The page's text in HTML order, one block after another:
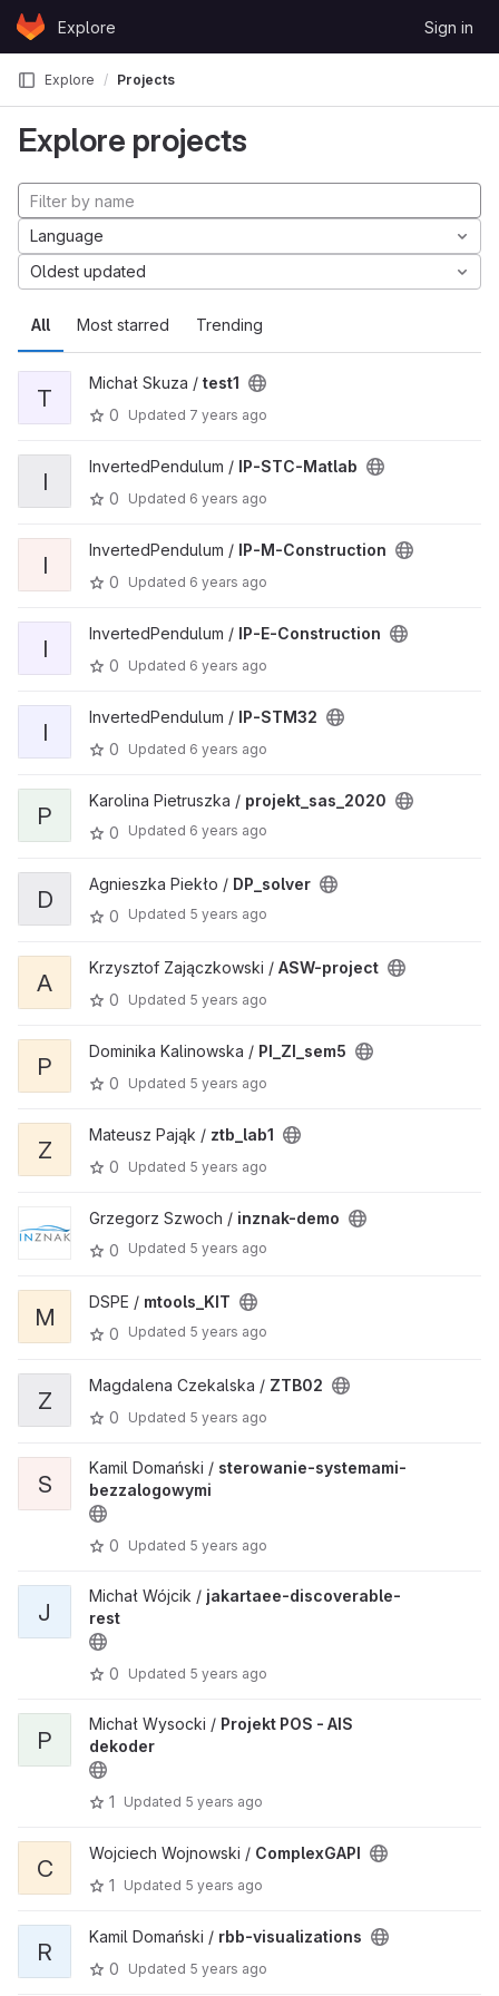
Skip to content
GitLabExplore Sign in
Explore Projects
Explore projects
All Most starred Trending
Language
Oldest updated
T
Michał Skuza / test1
0
Updated 7 years ago
I
InvertedPendulum / IP-STC-Matlab
0
Updated 6 years ago
I
InvertedPendulum / IP-M-Construction
0
Updated 6 years ago
I
InvertedPendulum / IP-E-Construction
0
Updated 6 years ago
I
InvertedPendulum / IP-STM32
0
Updated 6 years ago
P
Karolina Pietruszka / projekt_sas_2020
0
Updated 6 years ago
D
Agnieszka Piekło / DP_solver
0
Updated 5 years ago
A
Krzysztof Zajączkowski / ASW-project
0
Updated 5 years ago
P
Dominika Kalinowska / PI_ZI_sem5
0
Updated 5 years ago
Z
Mateusz Pająk / ztb_lab1
0
Updated 5 years ago
Grzegorz Szwoch / inznak-demo
0
Updated 5 years ago
M
DSPE / mtools_KIT
0
Updated 5 years ago
Z
Magdalena Czekalska / ZTB02
0
Updated 5 years ago
S
Kamil Domański / sterowanie-systemami-
bezzalogowymi
0 Updated 5 years ago
J
Michał Wójcik / jakartaee-discoverable-
rest
0 Updated 5 years ago
P
Michał Wysocki / Projekt POS - AIS
dekoder
1 Updated 5 years ago
C
Wojciech Wojnowski / ComplexGAPI
1
Updated 5 years ago
R
Kamil Domański / rbb-visualizations
0
Updated 5 years ago